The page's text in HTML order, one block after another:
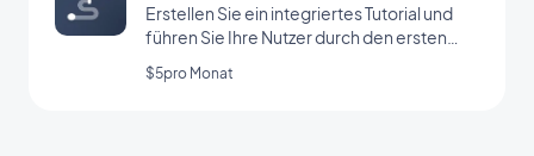
Erstellen Sie ein integriertes Tutorial und
führen Sie Ihre Nutzer durch den ersten
Start Ihrer App
$5pro Monat